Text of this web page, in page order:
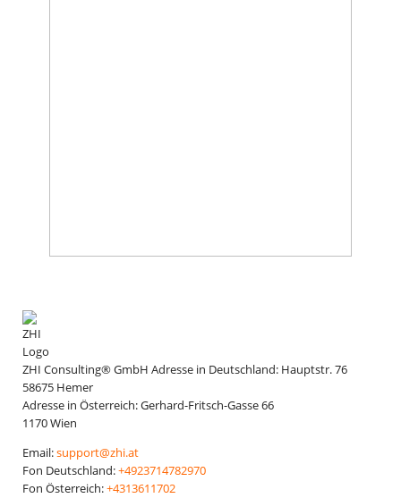
ZHI Consulting® GmbH Adresse in Deutschland: Hauptstr. 76
58675 Hemer
Adresse in Österreich:Gerhard-Fritsch-Gasse 66
1170Wien
Email:support@zhi.at
Fon Deutschland:+4923714782970
Fon Österreich:+4313611702